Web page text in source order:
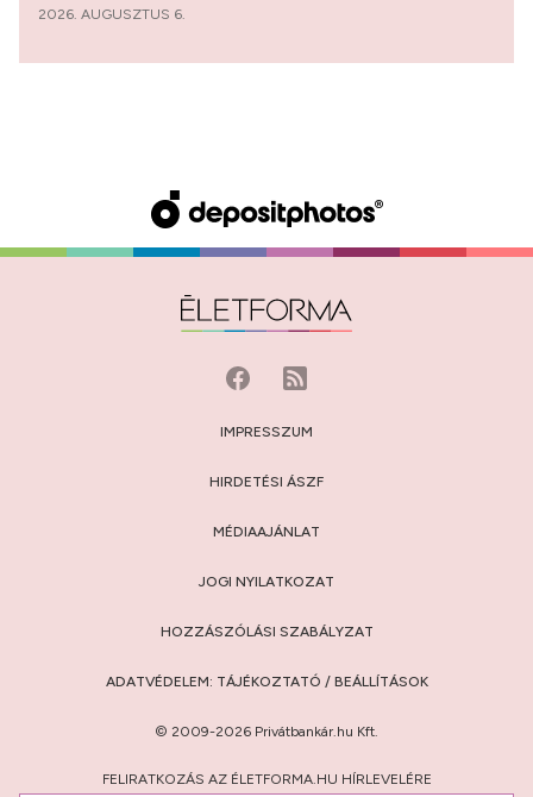
2026. AUGUSZTUS 6.
IMPRESSZUM
HIRDETÉSI ÁSZF
MÉDIAAJÁNLAT
JOGI NYILATKOZAT
HOZZÁSZÓLÁSI SZABÁLYZAT
ADATVÉDELEM: TÁJÉKOZTATÓ / BEÁLLÍTÁSOK
© 2009-2026 Privátbankár.hu Kft.
FELIRATKOZÁS AZ ÉLETFORMA.HU HÍRLEVELÉRE